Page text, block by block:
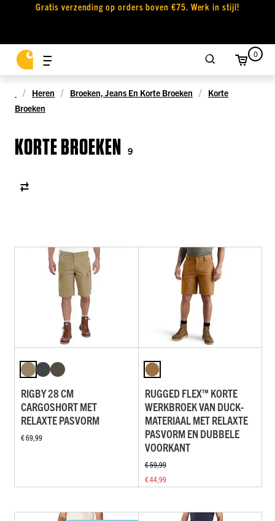
Gratis verzending op orders boven €75. Werk in stijl!
0
Heren Broeken, Jeans En Korte Broeken
Korte
Broeken
KORTE BROEKEN 9
RIGBY 28 CM
CARGOSHORT MET
RELAXTE PASVORM
€ 69,99
RUGGED FLEX™ KORTE
WERKBROEK VAN DUCK-
MATERIAAL MET RELAXTE
PASVORM EN DUBBELE
VOORKANT
€ 59,99
€ 44,99